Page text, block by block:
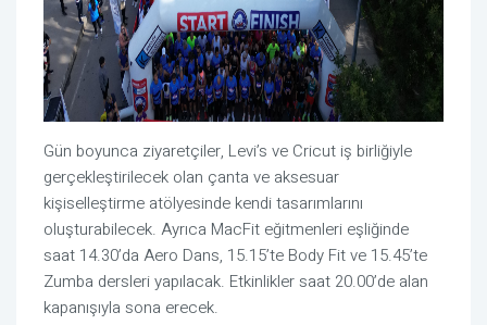
Gün boyunca ziyaretçiler, Levi’s ve Cricut iş birliğiyle
gerçekleştirilecek olan çanta ve aksesuar
kişiselleştirme atölyesinde kendi tasarımlarını
oluşturabilecek. Ayrıca MacFit eğitmenleri eşliğinde
saat 14.30’da Aero Dans, 15.15’te Body Fit ve 15.45’te
Zumba dersleri yapılacak. Etkinlikler saat 20.00’de alan
kapanışıyla sona erecek.